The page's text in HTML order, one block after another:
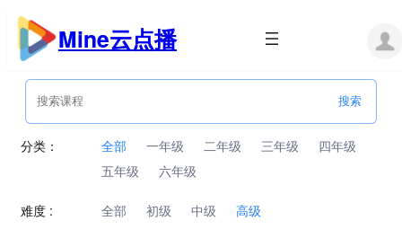
跳
内
Mine云点播
分类： 全部 一年级 二年级 三年级
四年级
五年级
六年级
难度 : 全部 初级 中级 高级